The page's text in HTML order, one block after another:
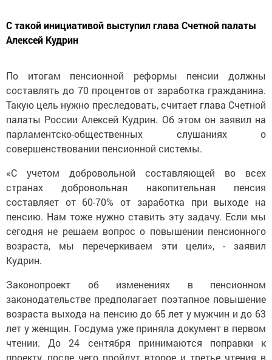
С такой инициативой выступил глава Счетной палаты
Алексей Кудрин
По итогам пенсионной реформы пенсии должны
составлять до 70 процентов от заработка гражданина.
Такую цель нужно преследовать, считает глава Счетной
палаты России Алексей Кудрин. Об этом он заявил на
парламентско-общественных слушаниях о
совершенствовании пенсионной системы.
«С учетом добровольной составляющей во всех
странах добровольная накопительная пенсия
составляет от 60-70% от заработка при выходе на
пенсию. Нам тоже нужно ставить эту задачу. Если мы
сегодня не решаем вопрос о повышении пенсионного
возраста, мы перечеркиваем эти цели», - заявил
Кудрин.
Законопроект об изменениях в пенсионном
законодательстве предполагает поэтапное повышение
возраста выхода на пенсию до 65 лет у мужчин и до 63
лет у женщин. Госдума уже приняла документ в первом
чтении. До 24 сентября принимаются поправки к